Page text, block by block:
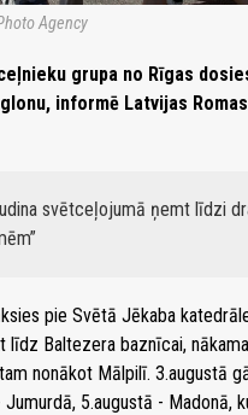
Agency
grupa no Rīgas
informē Latvijas
svētceļojumā ņemt līdzi
pie Svētā Jēkaba
līdz Baltezera baznīcai,
nonākot Mālpilī. 3.augustā
Jumurdā, 5.augustā - Madonā,